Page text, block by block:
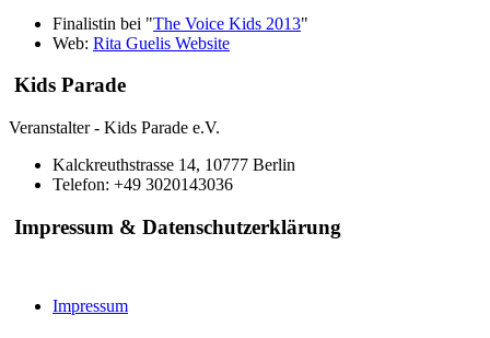
Finalistin bei "The Voice Kids 2013"
Web: Rita Guelis Website
Kids Parade
Veranstalter - Kids Parade e.V.
Kalckreuthstrasse 14, 10777 Berlin
Telefon: +49 3020143036
Impressum & Datenschutzerklärung
Impressum